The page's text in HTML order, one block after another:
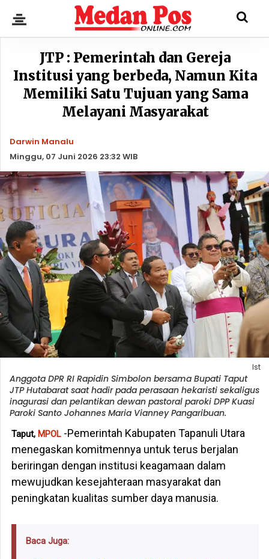
JTP : Pemerintah dan Gereja
Institusi yang berbeda, Namun Kita
Memiliki Satu Tujuan yang Sama
Melayani Masyarakat
Darwin Manalu
Minggu, 07 Juni 2026 23:32 WIB
Ist
Anggota DPR RI Rapidin Simbolon bersama Bupati Taput
JTP Hutabarat saat hadir pada perasaan hekaristi sekaligus
inagurasi dan pelantikan dewan pastoral paroki DPP Kuasi
Paroki Santo Johannes Maria Vianney Pangaribuan.
Taput, MPOL-‎‎Pemerintah Kabupaten Tapanuli Utara
menegaskan komitmennya untuk terus berjalan
beriringan dengan institusi keagamaan dalam
mewujudkan kesejahteraan masyarakat dan
peningkatan kualitas sumber daya manusia.
Baca Juga: